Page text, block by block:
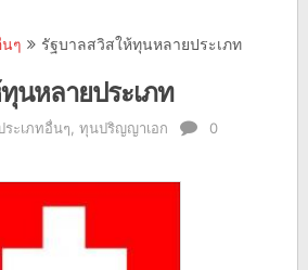
ๆ รัฐบาลสวิสให้ทุนหลายประเภท
นหลายประเภท
ะเภทอื่นๆ ทุนปริญญาเอก
0